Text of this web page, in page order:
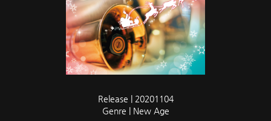
Release | 20201104
Genre | New Age